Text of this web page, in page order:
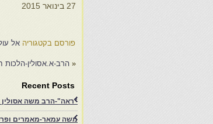
27 בינואר 2015
פורסם בקטגוריה אל
« הרב-א.אסולין-הלכות
Recent Posts
"ראה"-הרב משה אסולין
משה עמאר-מאמרים